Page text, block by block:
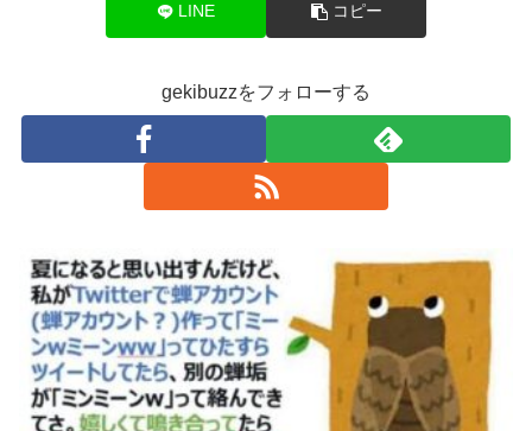
LINE コピー
gekibuzzをフォローする